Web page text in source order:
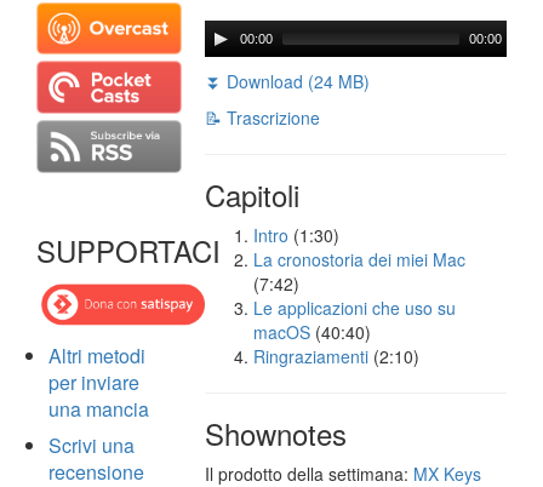
SUPPORTACI
Altri metodi
per inviare
una mancia
Scrivi una
recensione
00:00 00:00
⏬ Download (24 MB)
📝 Trascrizione
Capitoli
Intro (1:30)
La cronostoria dei miei Mac
(7:42)
Le applicazioni che uso su
macOS (40:40)
Ringraziamenti (2:10)
Shownotes
Il prodotto della settimana: MX Keys